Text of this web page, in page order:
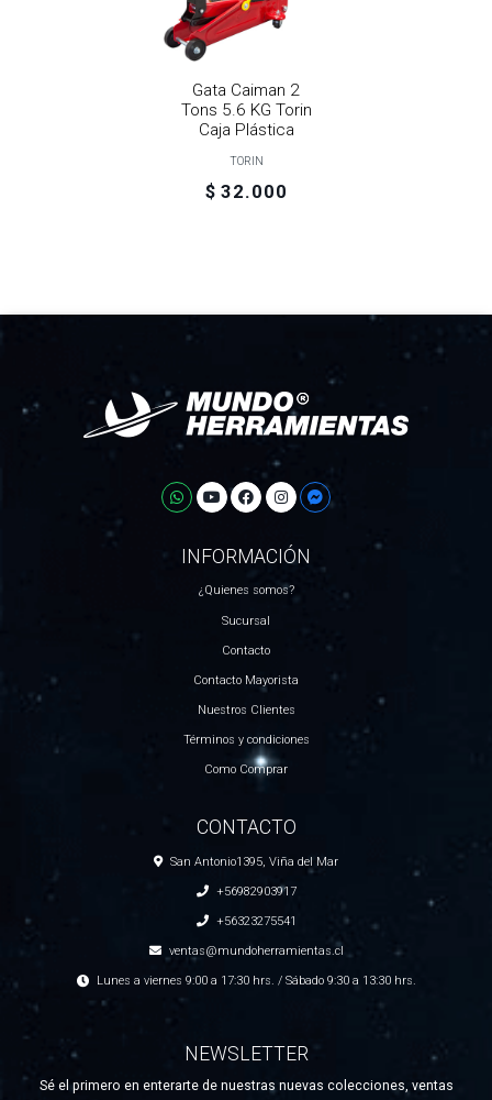
Gata Caiman 2
Tons 5.6 KG Torin
Caja Plástica
TORIN
$ 32.000
INFORMACIÓN
¿Quienes somos?
Sucursal
Contacto
Contacto Mayorista
Nuestros Clientes
Términos y condiciones
Como Comprar
CONTACTO
San Antonio1395, Viña del Mar
+56982903917
+56323275541
ventas@mundoherramientas.cl
Lunes a viernes 9:00 a 17:30 hrs. / Sábado 9:30 a 13:30 hrs.
NEWSLETTER
Sé el primero en enterarte de nuestras nuevas colecciones, ventas